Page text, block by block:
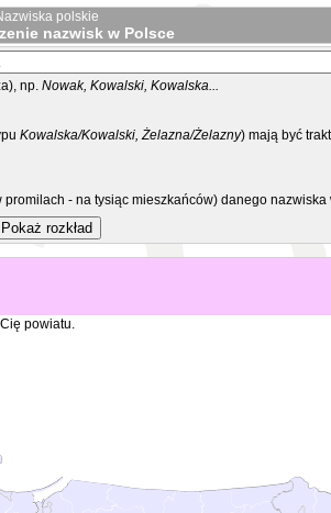
polskie
nazwisk w Polsce
np. Nowak, Kowalski, Kowalska...
Kowalska/Kowalski, Żelazna/Żelazny) mają być
- na tysiąc mieszkańców) danego
powiatu.